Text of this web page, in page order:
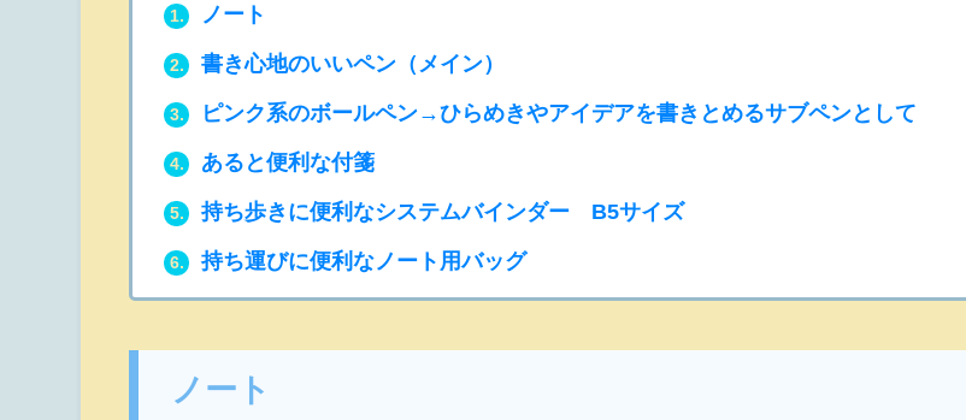
1. ノート
2. 書き心地のいいペン（メイン）
3. ピンク系のボールペン→ひらめきやアイデアを書きとめるサブペンとして
4. あると便利な付箋
5. 持ち歩きに便利なシステムバインダー B5サイズ
6. 持ち運びに便利なノート用バッグ
ノート